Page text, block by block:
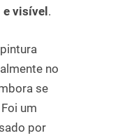
visível .
no
se
um
por